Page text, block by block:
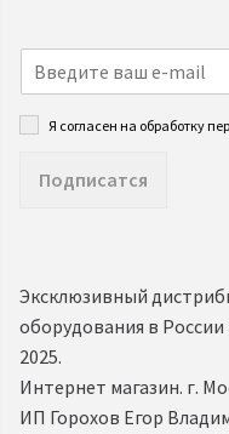
Я согласен на обработку
Подписатся
Эксклюзивный
оборудования в России
2025.
Интернет магазин. г.
ИП Горохов Егор